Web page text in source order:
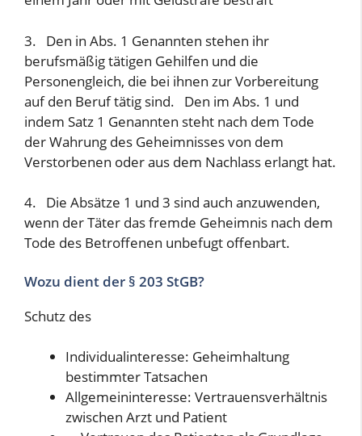
3. Den in Abs. 1 Genannten stehen ihr
berufsmäßig tätigen Gehilfen und die
Personengleich, die bei ihnen zur Vorbereitung
auf den Beruf tätig sind. Den im Abs. 1 und
indem Satz 1 Genannten steht nach dem Tode
der Wahrung des Geheimnisses von dem
Verstorbenen oder aus dem Nachlass erlangt hat.
4. Die Absätze 1 und 3 sind auch anzuwenden,
wenn der Täter das fremde Geheimnis nach dem
Tode des Betroffenen unbefugt offenbart.
Wozu dient der § 203 StGB?
Schutz des
Individualinteresse: Geheimhaltung
bestimmter Tatsachen
Allgemeininteresse: Vertrauensverhältnis
zwischen Arzt und Patient